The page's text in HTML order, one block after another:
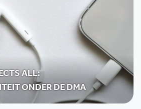
ALL:
ONDER DE DMA